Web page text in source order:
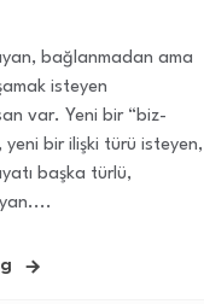
bağlanmadan ama
isteyen
var. Yeni bir “biz-
bir ilişki türü isteyen,
başka türlü,